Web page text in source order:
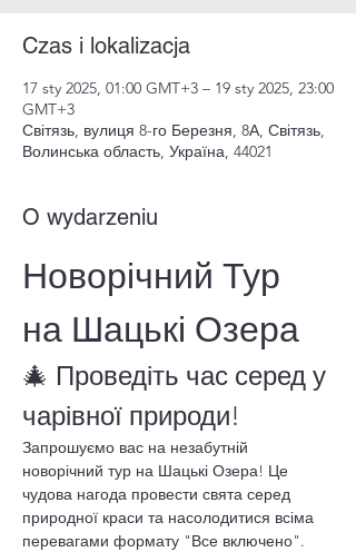
Czas i lokalizacja
17 sty 2025, 01:00 GMT+3 – 19 sty 2025, 23:00
GMT+3
Світязь, вулиця 8-го Березня, 8А, Світязь,
Волинська область, Україна, 44021
O wydarzeniu
Новорічний Тур
на Шацькі Озера
🎄 Проведіть час серед у
чарівної природи!
Запрошуємо вас на незабутній
новорічний тур на Шацькі Озера! Це
чудова нагода провести свята серед
природної краси та насолодитися всіма
перевагами формату "Все включено".